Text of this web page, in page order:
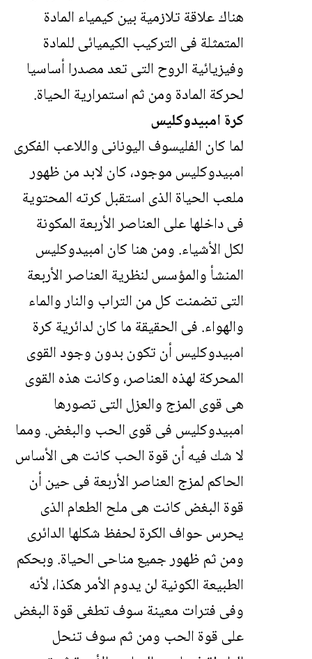
هناك علاقة تلازمية بين كيمياء المادة
المتمثلة فى التركيب الكيميائى للمادة
وفيزيائية الروح التى تعد مصدرا أساسيا
لحركة المادة ومن ثم استمرارية الحياة.
كرة امبيدوكليس
لما كان الفليسوف اليونانى واللاعب الفكرى
امبيدوكليس موجود، كان لابد من ظهور
ملعب الحياة الذى استقبل كرته المحتوية
فى داخلها على العناصر الأربعة المكونة
لكل الأشياء. ومن هنا كان امبيدوكليس
المنشأ والمؤسس لنظرية العناصر الأربعة
التى تضمنت كل من التراب والنار والماء
والهواء. فى الحقيقة ما كان لدائرية كرة
امبيدوكليس أن تكون بدون وجود القوى
المحركة لهذه العناصر، وكانت هذه القوى
هى قوى المزج والعزل التى تصورها
امبيدوكليس فى قوى الحب والبغض. ومما
لا شك فيه أن قوة الحب كانت هى الأساس
الحاكم لمزج العناصر الأربعة فى حين أن
قوة البغض كانت هى ملح الطعام الذى
يحرس حواف الكرة لحفظ شكلها الدائرى
ومن ثم ظهور جميع مناحى الحياة. وبحكم
الطبيعة الكونية لن يدوم الأمر هكذا، لأنه
وفى فترات معينة سوف تطغى قوة البغض
على قوة الحب ومن ثم سوف تنحل